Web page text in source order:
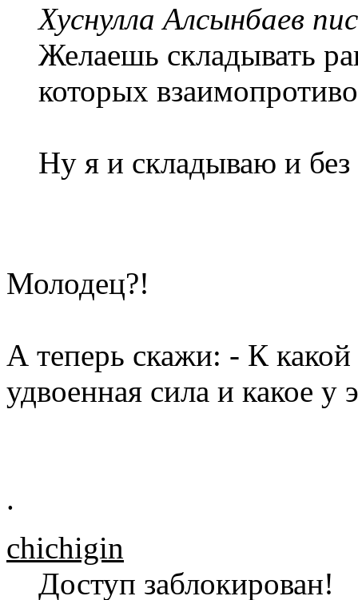
Хуснулла Алсынбаев
Желаешь складывать
которых
Ну я и складываю и
Молодец?!
А теперь скажи: - К
удвоенная сила и какое у
.
chichigin
Доступ заблокирован!